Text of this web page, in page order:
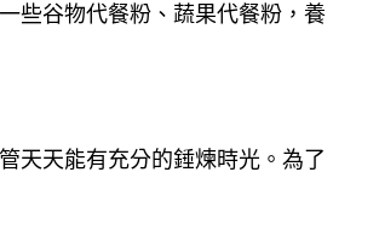
些谷物代餐粉、蔬果代餐粉，養
天天能有充分的錘煉時光。為了